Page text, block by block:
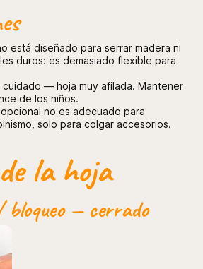
está diseñado para serrar madera ni
duros: es demasiado flexible para
cuidado — hoja muy afilada. Mantener
de los niños.
no es adecuado para
solo para colgar accesorios.
la hoja
bloqueo — cerrado